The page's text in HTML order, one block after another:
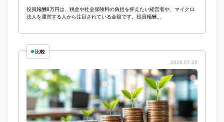
役員報酬8万円は、税金や社会保険料の負担を抑えたい経営者や、マイクロ
法人を運営する人から注目されている金額です。役員報酬...
比較
2026.07.29